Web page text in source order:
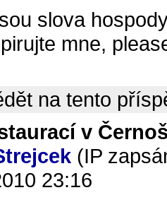
slova
mne,
na tento
v
(IP
23:16